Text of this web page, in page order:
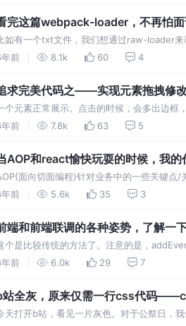
完这篇webpack-loader，不再怕面
如有一个txt文件，我们想通过raw-loader
置的方式之外，我们还可以在引入的时候
前 8.1k 60 4
求完美代码之——实现元素拖拽修
个元素正常展示。点击的时候，会多出边框
击某个角落的拖拽控件，以该控件的的中
前 7.8k 63 5
AOP和react愉快玩耍的时候，我的
面向切面编程)针对业务中的一些关键点
个关键步骤。简单来说，AOP关注的是什
前 5.6k 35 3
端和前端联调的各种姿势，了解一
个是比较传统的方法了。注意的是，
属性来校验消息的发送者的身份，如
前 6.0k 29 7
站全灰，原来仅需一行css代码
天打开b站，看见一片灰色。对于公祭日，